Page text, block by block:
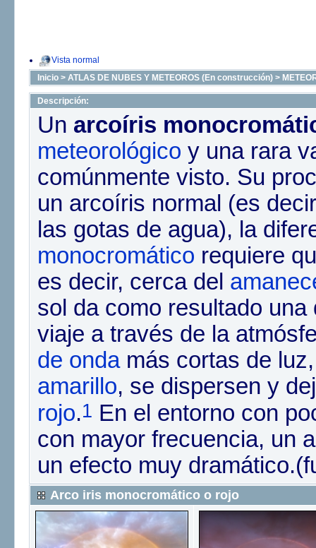
Vista normal
Inicio > ATLAS DE NUBES Y METEOROS (En construcción) >
Descripción:
Un arcoíris
meteorológico y una rara
comúnmente visto. Su
un arcoíris normal (es
las gotas de agua), la
monocromático requiere
es decir, cerca del
sol da como resultado
viaje a través de la
de ondamás cortas de
amarillo, se dispersen y
rojo.1
En el entorno con
con mayor frecuencia, un
un efecto muy
Arco iris monocromático o rojo